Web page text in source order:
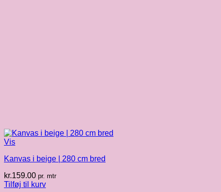
Vis
Kanvas i beige | 280 cm bred
kr.159.00 pr. mtr
Tilføj til kurv